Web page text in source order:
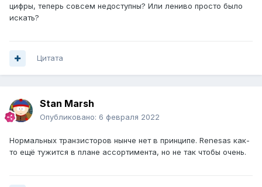
цифры, теперь совсем недоступны? Или лениво просто было
искать?
Цитата
Stan Marsh
Опубликовано: 6 февраля 2022
Нормальных транзисторов нынче нет в принципе. Renesas как-
то ещё тужится в плане ассортимента, но не так чтобы очень.